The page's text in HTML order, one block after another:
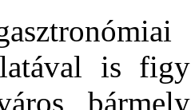
is